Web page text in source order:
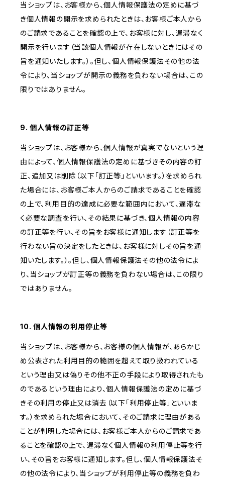
当ショップは、お客様から、個人情報保護法の定めに基づ
き個人情報の開示を求められたときは、お客様ご本人から
のご請求であることを確認の上で、お客様に対し、遅滞なく
開示を行います（当該個人情報が存在しないときにはその
旨を通知いたします。）。但し、個人情報保護法その他の法
令により、当ショップが開示の義務を負わない場合は、この
限りではありません。
9. 個人情報の訂正等
当ショップは、お客様から、個人情報が真実でないという理
由によって、個人情報保護法の定めに基づきその内容の訂
正、追加又は削除（以下「訂正等」といいます。）を求められ
た場合には、お客様ご本人からのご請求であることを確認
の上で、利用目的の達成に必要な範囲内において、遅滞な
く必要な調査を行い、その結果に基づき、個人情報の内容
の訂正等を行い、その旨をお客様に通知します（訂正等を
行わない旨の決定をしたときは、お客様に対しその旨を通
知いたします。）。但し、個人情報保護法その他の法令によ
り、当ショップが訂正等の義務を負わない場合は、この限り
ではありません。
10. 個人情報の利用停止等
当ショップは、お客様から、お客様の個人情報が、あらかじ
め公表された利用目的の範囲を超えて取り扱われている
という理由又は偽りその他不正の手段により取得されたも
のであるという理由により、個人情報保護法の定めに基づ
きその利用の停止又は消去（以下「利用停止等」といいま
す。）を求められた場合において、そのご請求に理由がある
ことが判明した場合には、お客様ご本人からのご請求であ
ることを確認の上で、遅滞なく個人情報の利用停止等を行
い、その旨をお客様に通知します。但し、個人情報保護法そ
の他の法令により、当ショップが利用停止等の義務を負わ